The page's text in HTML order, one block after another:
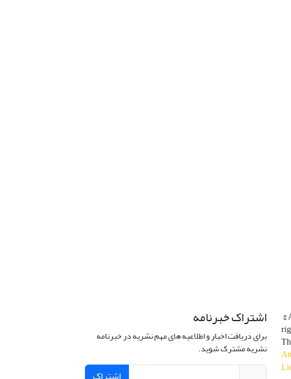
© اشتراک خبرنامه
برای دریافت اخبار و اطلاعیه های مهم نشریه در خبرنامه
نشریه مشترک شوید.